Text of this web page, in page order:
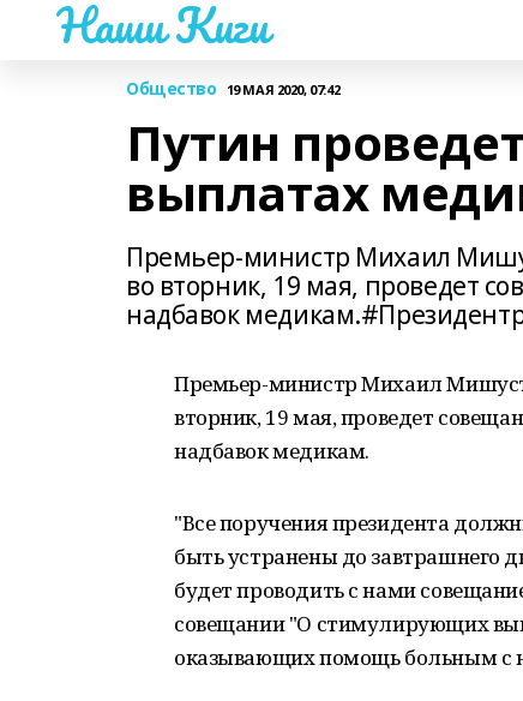
Наши Киги
Общество 19 МАЯ 2020, 07:42
Путин
выплатах
Премьер-министр Михаил
во вторник, 19 мая, проведет
надбавок
Премьер-министр Михаил
вторник, 19 мая, проведет
надбавок медикам.
"Все поручения президента
быть устранены до завтрашнего
будет проводить с нами
совещании "О стимулирующих
оказывающих помощь больным с